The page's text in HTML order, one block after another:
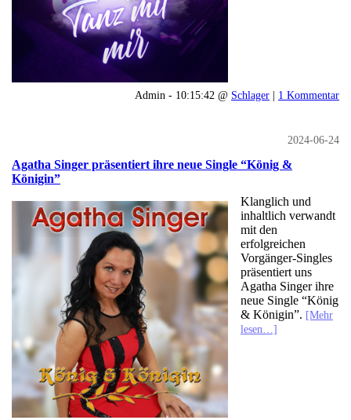
Admin - 10:15:42 @ Schlager | 1 Kommentar
2024-06-24
Agatha Singer präsentiert ihre neue Single “König &
Königin”
Klanglich und
inhaltlich verwandt
mit den
erfolgreichen
Vorgänger-Singles
präsentiert uns
Agatha Singer ihre
neue Single “König
& Königin”. [Mehr
lesen…]